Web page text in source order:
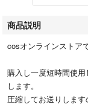
商品説明
cosオンラインストア
購入し一度短時間使
します。
圧縮してお送りします